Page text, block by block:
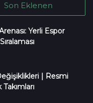
Son Eklenen
Yerli Espor
| Resmi